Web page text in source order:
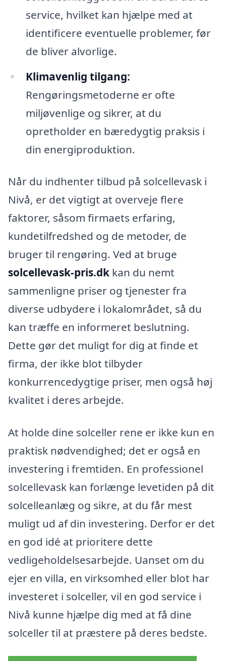
service, hvilket kan hjælpe med at
identificere eventuelle problemer, før
de bliver alvorlige.
Klimavenlig tilgang:
Rengøringsmetoderne er ofte
miljøvenlige og sikrer, at du
opretholder en bæredygtig praksis i
din energiproduktion.
Når du indhenter tilbud på solcellevask i
Nivå, er det vigtigt at overveje flere
faktorer, såsom firmaets erfaring,
kundetilfredshed og de metoder, de
bruger til rengøring. Ved at bruge
solcellevask-pris.dk kan du nemt
sammenligne priser og tjenester fra
diverse udbydere i lokalområdet, så du
kan træffe en informeret beslutning.
Dette gør det muligt for dig at finde et
firma, der ikke blot tilbyder
konkurrencedygtige priser, men også høj
kvalitet i deres arbejde.
At holde dine solceller rene er ikke kun en
praktisk nødvendighed; det er også en
investering i fremtiden. En professionel
solcellevask kan forlænge levetiden på dit
solcelleanlæg og sikre, at du får mest
muligt ud af din investering. Derfor er det
en god idé at prioritere dette
vedligeholdelsesarbejde. Uanset om du
ejer en villa, en virksomhed eller blot har
investeret i solceller, vil en god service i
Nivå kunne hjælpe dig med at få dine
solceller til at præstere på deres bedste.